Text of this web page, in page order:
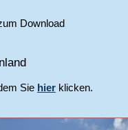
Download
Sie hier klicken.